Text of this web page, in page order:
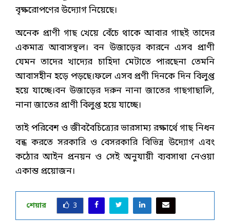
বৃক্ষরোপণের উদ্যোগ নিয়েছে।
অনেক প্রাণী গাছ খেয়ে বেঁচে থাকে আবার গাছই তাদের
একমাত্র আবাসস্থল। বন উজাড়ের কারনে এসব প্রাণী
যেমন তাদের খাদ্যের চাহিদা মেটাতে পারছেনা তেমনি
আবাসহীন হড়ে পড়ছে।ফলে এসব প্রণী দিনকে দিন বিলুপ্ত
হয়ে যাচ্ছে।বন উজাড়ের দরুন নানা জাতের গাছগাছালি,
নানা জাতের প্রাণী বিলুপ্ত হয়ে যাচ্ছে।
তাই পরিবেশ ও জীববৈচিত্র্যের ভারসাম্য রক্ষার্থে গাছ নিধন
বন্ধ করতে সরকারি ও বেসরকারি বিভিন্ন উদ্যোগ এবং
কঠোর আইন প্রনয়ন ও সেই অনুযায়ী ব্যবসাথা নেওয়া
একান্ত প্রয়োজন।
শেয়ার 3